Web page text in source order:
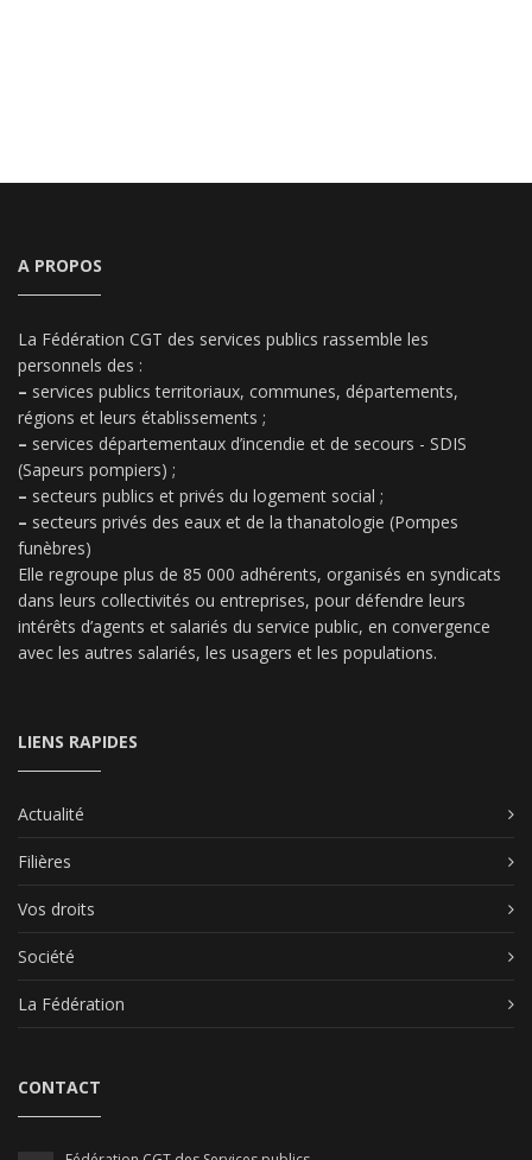
A PROPOS
La Fédération CGT des services publics rassemble les
personnels des :
– services publics territoriaux, communes, départements,
régions et leurs établissements ;
– services départementaux d’incendie et de secours - SDIS
(Sapeurs pompiers) ;
– secteurs publics et privés du logement social ;
– secteurs privés des eaux et de la thanatologie (Pompes
funèbres)
Elle regroupe plus de 85 000 adhérents, organisés en syndicats
dans leurs collectivités ou entreprises, pour défendre leurs
intérêts d’agents et salariés du service public, en convergence
avec les autres salariés, les usagers et les populations.
LIENS RAPIDES
Actualité
Filières
Vos droits
Société
La Fédération
CONTACT